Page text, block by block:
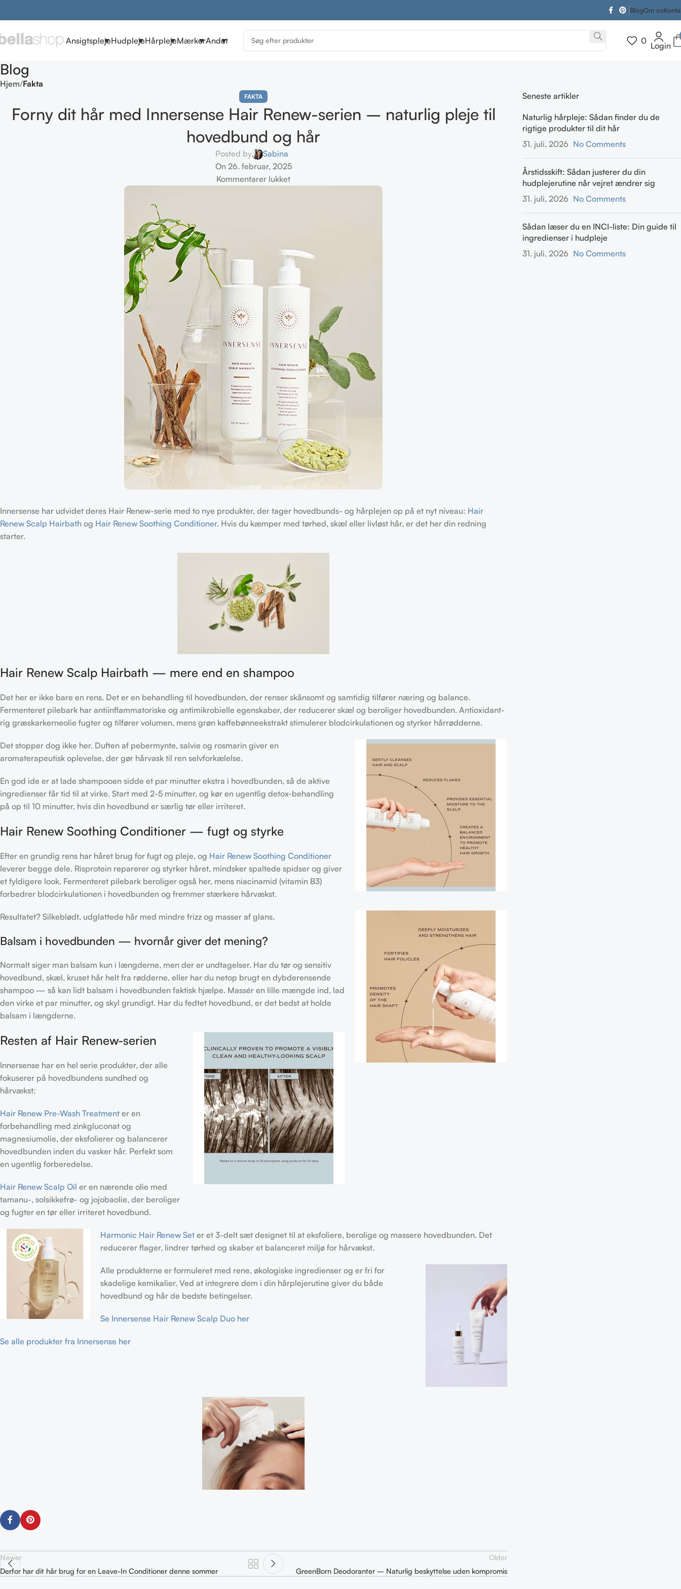
BlogOm os
AnsigtsplejeHudplejeHårplejeMærkerAndet 0 Login
Blog
Hjem Fakta
FAKTA
Forny dit hår med Innersense Hair Renew-serien – naturlig pleje til
hovedbund og hår
Posted by
Sabina
On 26. februar, 2025
Kommentarer lukket
Innersense har udvidet deres Hair Renew-serie med to nye produkter, der tager hovedbunds- og hårplejen op på et nyt niveau: Hair
Renew Scalp Hairbath og Hair Renew Soothing Conditioner. Hvis du kæmper med tørhed, skæl eller livløst hår, er det her din redning
starter.
Hair Renew Scalp Hairbath — mere end en shampoo
Det her er ikke bare en rens. Det er en behandling til hovedbunden, der renser skånsomt og samtidig tilfører næring og balance.
Fermenteret pilebark har antiinflammatoriske og antimikrobielle egenskaber, der reducerer skæl og beroliger hovedbunden. Antioxidant-
rig græskarkerneolie fugter og tilfører volumen, mens grøn kaffebønneekstrakt stimulerer blodcirkulationen og styrker hårrødderne.
Det stopper dog ikke her. Duften af pebermynte, salvie og rosmarin giver en
aromaterapeutisk oplevelse, der gør hårvask til ren selvforkælelse.
En god ide er at lade shampooen sidde et par minutter ekstra i hovedbunden, så de aktive
ingredienser får tid til at virke. Start med 2-5 minutter, og kør en ugentlig detox-behandling
på op til 10 minutter, hvis din hovedbund er særlig tør eller irriteret.
Hair Renew Soothing Conditioner — fugt og styrke
Efter en grundig rens har håret brug for fugt og pleje, og Hair Renew Soothing Conditioner
leverer begge dele. Risprotein reparerer og styrker håret, mindsker spaltede spidser og giver
et fyldigere look. Fermenteret pilebark beroliger også her, mens niacinamid (vitamin B3)
forbedrer blodcirkulationen i hovedbunden og fremmer stærkere hårvækst.
Resultatet? Silkeblødt, udglattede hår med mindre frizz og masser af glans.
Balsam i hovedbunden — hvornår giver det mening?
Normalt siger man balsam kun i længderne, men der er undtagelser. Har du tør og sensitiv
hovedbund, skæl, kruset hår helt fra rødderne, eller har du netop brugt en dybderensende
shampoo — så kan lidt balsam i hovedbunden faktisk hjælpe. Massér en lille mængde ind, lad
den virke et par minutter, og skyl grundigt. Har du fedtet hovedbund, er det bedst at holde
balsam i længderne.
Resten af Hair Renew-serien
Innersense har en hel serie produkter, der alle
fokuserer på hovedbundens sundhed og
hårvækst:
Hair Renew Pre-Wash Treatment er en
forbehandling med zinkgluconat og
magnesiumolie, der eksfolierer og balancerer
hovedbunden inden du vasker hår. Perfekt som
en ugentlig forberedelse.
Hair Renew Scalp Oil er en nærende olie med
tamanu-, solsikkefrø- og jojobaolie, der beroliger
og fugter en tør eller irriteret hovedbund.
Harmonic Hair Renew Set er et 3-delt sæt designet til at eksfoliere, berolige og massere hovedbunden. Det
reducerer flager, lindrer tørhed og skaber et balanceret miljø for hårvækst.
Alle produkterne er formuleret med rene, økologiske ingredienser og er fri for
skadelige kemikalier. Ved at integrere dem i din hårplejerutine giver du både
hovedbund og hår de bedste betingelser.
Se Innersense Hair Renew Scalp Duo her
Se alle produkter fra Innersense her
Newer
Derfor har dit hår brug for en Leave-In Conditioner denne sommer
Older
GreenBorn Deodoranter – Naturlig beskyttelse uden kompromis
Seneste artikler
Naturlig hårpleje: Sådan finder du de
rigtige produkter til dit hår
31. juli, 2026 No Comments
Årstidsskift: Sådan justerer du din
hudplejerutine når vejret ændrer sig
31. juli, 2026 No Comments
Sådan læser du en INCI-liste: Din guide til
ingredienser i hudpleje
31. juli, 2026 No Comments